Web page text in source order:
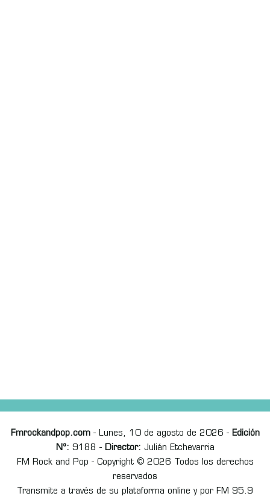
Fmrockandpop.com- Lunes, 10 de agosto de 2026 - Edición
Nº: 9188 - Director: Julián Etchevarria
FM Rock and Pop - Copyright © 2026 Todos los derechos
reservados
Transmite a través de su plataforma online y por FM 95.9